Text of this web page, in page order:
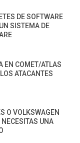
DE SOFTWARE
SISTEMA DE
EN COMET/ATLAS
ATACANTES
O VOLKSWAGEN
UNA